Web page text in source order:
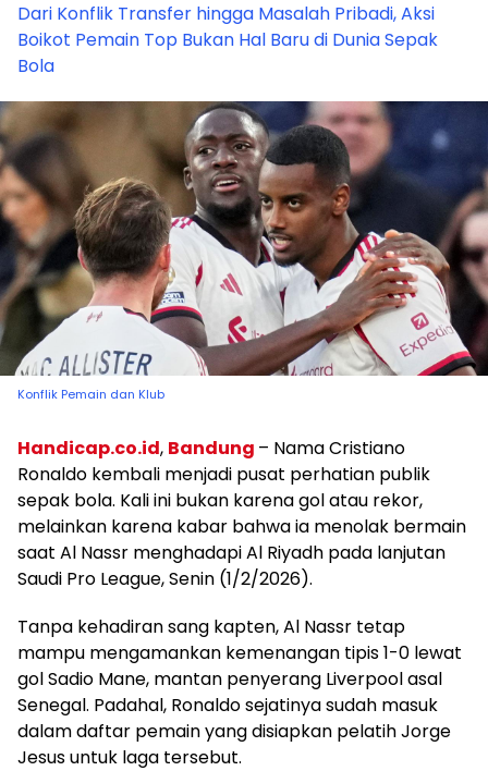
Dari Konflik Transfer hingga Masalah Pribadi, Aksi
Boikot Pemain Top Bukan Hal Baru di Dunia Sepak
Bola
Konflik Pemain dan Klub
Handicap.co.id, Bandung – Nama Cristiano
Ronaldo kembali menjadi pusat perhatian publik
sepak bola. Kali ini bukan karena gol atau rekor,
melainkan karena kabar bahwa ia menolak bermain
saat Al Nassr menghadapi Al Riyadh pada lanjutan
Saudi Pro League, Senin (1/2/2026).
Tanpa kehadiran sang kapten, Al Nassr tetap
mampu mengamankan kemenangan tipis 1-0 lewat
gol Sadio Mane, mantan penyerang Liverpool asal
Senegal. Padahal, Ronaldo sejatinya sudah masuk
dalam daftar pemain yang disiapkan pelatih Jorge
Jesus untuk laga tersebut.